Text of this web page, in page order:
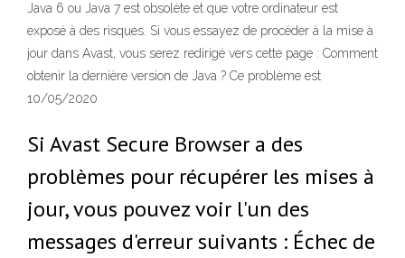
Java 6 ou Java 7 est obsolète et que votre ordinateur est
exposé à des risques. Si vous essayez de procéder à la mise à
jour dans Avast, vous serez redirigé vers cette page : Comment
obtenir la dernière version de Java ? Ce problème est
10/05/2020
Si Avast Secure Browser a des
problèmes pour récupérer les mises à
jour, vous pouvez voir l'un des
messages d'erreur suivants : Échec de